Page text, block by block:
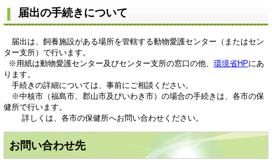
届出の手続きについて
届出は、飼養施設がある場所を管轄する動物愛護センター（またはセン
ター支所）で行います。
※用紙は動物愛護センター及びセンター支所の窓口の他、 環境省HPにあ
ります。
手続きの詳細については、事前にご相談ください。
※中核市（福島市、郡山市及びいわき市）の場合の手続きは、各市の保
健所で行います。
詳しくは、各市の保健所へお問い合わせください。
お問い合わせ先